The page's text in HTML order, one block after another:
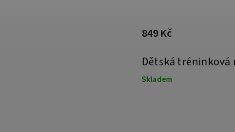
Dětská tréninková
Skladem
849 Kč